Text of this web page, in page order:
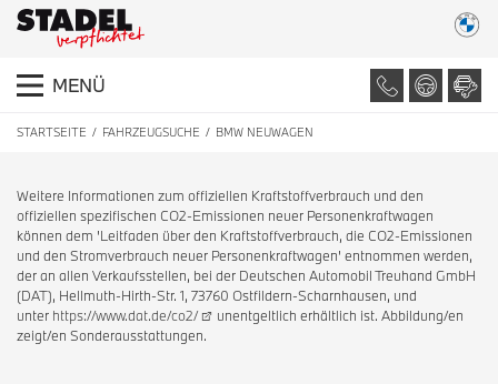
MENÜ
STARTSEITE FAHRZEUGSUCHE BMW NEUWAGEN
Weitere Informationen zum offiziellen Kraftstoffverbrauch und den
offiziellen spezifischen CO2-Emissionen neuer Personenkraftwagen
können dem 'Leitfaden über den Kraftstoffverbrauch, die CO2-Emissionen
und den Stromverbrauch neuer Personenkraftwagen' entnommen werden,
der an allen Verkaufsstellen, bei der Deutschen Automobil Treuhand GmbH
(DAT), Hellmuth-Hirth-Str. 1, 73760 Ostfildern-Scharnhausen, und
unter https://www.dat.de/co2/
unentgeltlich erhältlich ist. Abbildung/en
zeigt/en Sonderausstattungen.